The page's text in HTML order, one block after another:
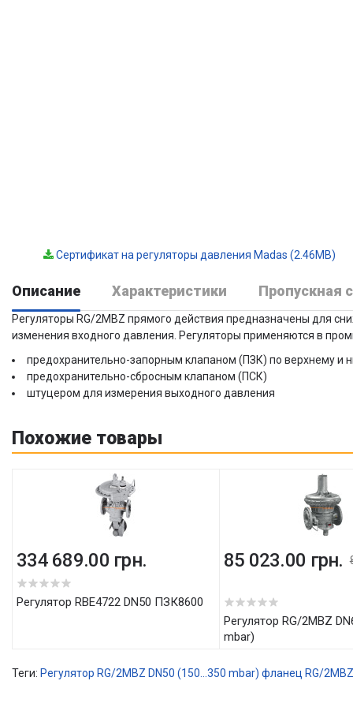
Сертификат на регуляторы давления Madas (2.46MB)
Описание Характеристики Пропускная
Регуляторы RG/2MBZ прямого действия предназначены для
изменения входного давления. Регуляторы применяются в
предохранительно-запорным клапаном (ПЗК) по верхнему и
предохранительно-сбросным клапаном (ПСК)
штуцером для измерения выходного давления
Похожие товары
334 689.00 грн.
Регулятор RBE4722 DN50 ПЗК8600
85 023.00 грн.
Регулятор RG/2MBZ DN65 (300...500
mbar)
Теги: Регулятор RG/2MBZ DN50 (150...350 mbar) фланец RG/